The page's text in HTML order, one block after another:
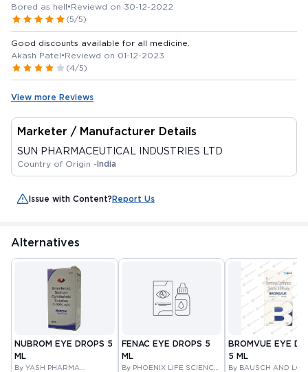
Bored as hell•Reviewd on 30-12-2022
(5/5)
Good discounts available for all medicine.
Akash Patel•Reviewd on 01-12-2023
(4/5)
View more Reviews
Marketer / Manufacturer Details
SUN PHARMACEUTICAL INDUSTRIES LTD
Country of Origin -India
Issue with Content?Report Us
Alternatives
NUBROM EYE DROPS 5
ML
By YASH PHARMA
FENAC EYE DROPS 5
ML
By PHOENIX LIFE SCIENCE
BROMVUE EYE
5 ML
By BAUSCH AND